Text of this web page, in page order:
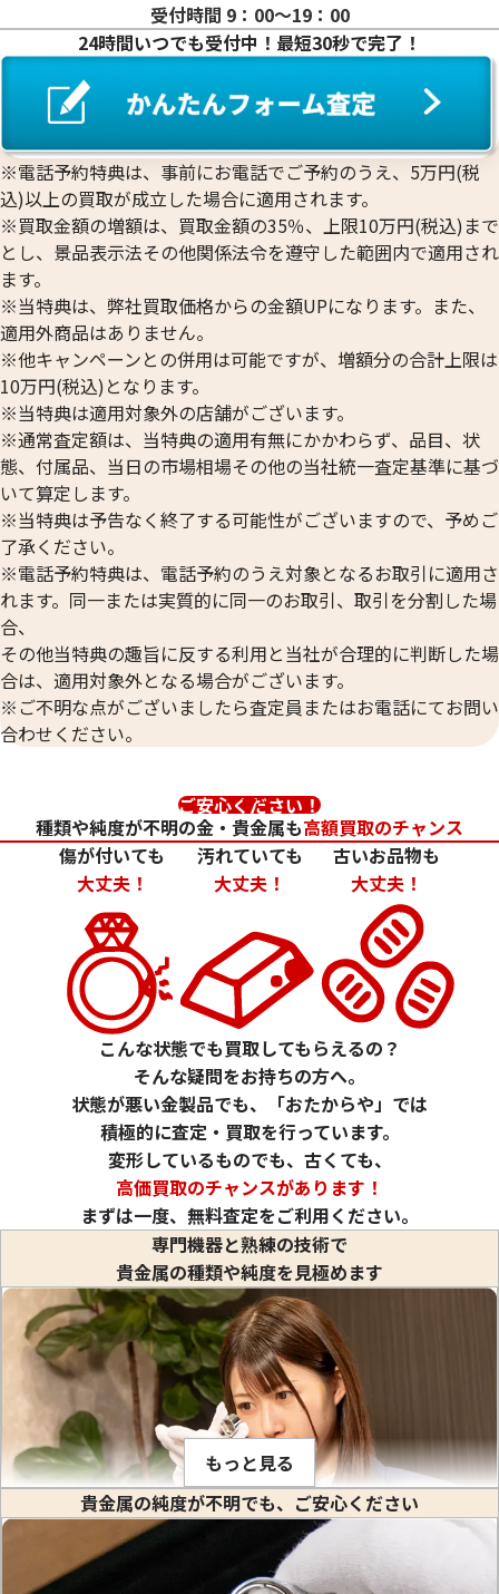
18金 (K18) 喜平リング
参考買取価格
76,400 円
18金 (K18) 喜平リ
3.2g
参考買取価格
71,900 円
24金 (K24) カレンダー 新星工業 戌
2g
参考買取価格
59,500 円
24金 (K24) カレ
2g
参考買取価格
59,500円
24金 (K24) カレンダー 新星工業 亥
参考買取価格
24金 (K24) カレン
1.5g
参考買取価格
44,600
24金 (K24) カレンダー 新星工業 辰丑
1.1g
参考買取価格
24金 (K24) カレン
1g
参考買取価格
29,700円
受付時間 9：00〜19：00
24時間いつでも受付中！最短30秒で完了！
※電話予約特典は、事前にお電話でご予約のうえ、5万円(税
込)以上の買取が成立した場合に適用されます。
※買取金額の増額は、買取金額の35％、上限10万円(税込)まで
とし、景品表示法その他関係法令を遵守した範囲内で適用され
ます。
※当特典は、弊社買取価格からの金額UPになります。また、
適用外商品はありません。
※他キャンペーンとの併用は可能ですが、増額分の合計上限は
10万円(税込)となります。
※当特典は適用対象外の店舗がございます。
※通常査定額は、当特典の適用有無にかかわらず、品目、状
態、付属品、当日の市場相場その他の当社統一査定基準に基づ
いて算定します。
※当特典は予告なく終了する可能性がございますので、予めご
了承ください。
※電話予約特典は、電話予約のうえ対象となるお取引に適用さ
れます。同一または実質的に同一のお取引、取引を分割した場
合、
その他当特典の趣旨に反する利用と当社が合理的に判断した場
合は、適用対象外となる場合がございます。
※ご不明な点がございましたら査定員またはお電話にてお問い
合わせください。
ご安心ください！
種類や純度が不明の金・貴金属も高額買取のチャンス
傷が付いても
大丈夫！
汚れていても
大丈夫！
古いお品物も
大丈夫！
こんな状態でも買取してもらえるの？
そんな疑問をお持ちの方へ。
状態が悪い金製品でも、「おたからや」では
積極的に査定・買取を行っています。
変形しているものでも、古くても、
高価買取のチャンスがあります！
まずは一度、無料査定をご利用ください。
専門機器と熟練の技術で
貴金属の種類や純度を見極めます
金や白金などの貴金属はそれぞれ固有の比重値を持っていま
す。比重とは、私達が生活している場所で(常温、常圧で)その
もっと見る
貴金属の純度が不明でも、ご安心ください